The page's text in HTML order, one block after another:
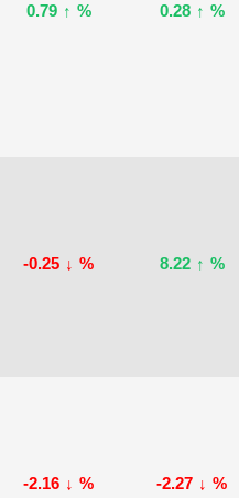
0.79 ↑ % 0.28 ↑ %
-0.25 ↓ % 8.22 ↑ %
-2.16 ↓ % -2.27 ↓ %